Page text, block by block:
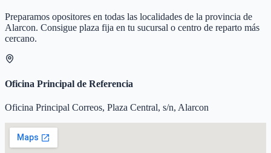
Preparamos opositores en todas las localidades de la provincia de
Alarcon. Consigue plaza fija en tu sucursal o centro de reparto más
cercano.
Oficina Principal de Referencia
Oficina Principal Correos, Plaza Central, s/n, Alarcon